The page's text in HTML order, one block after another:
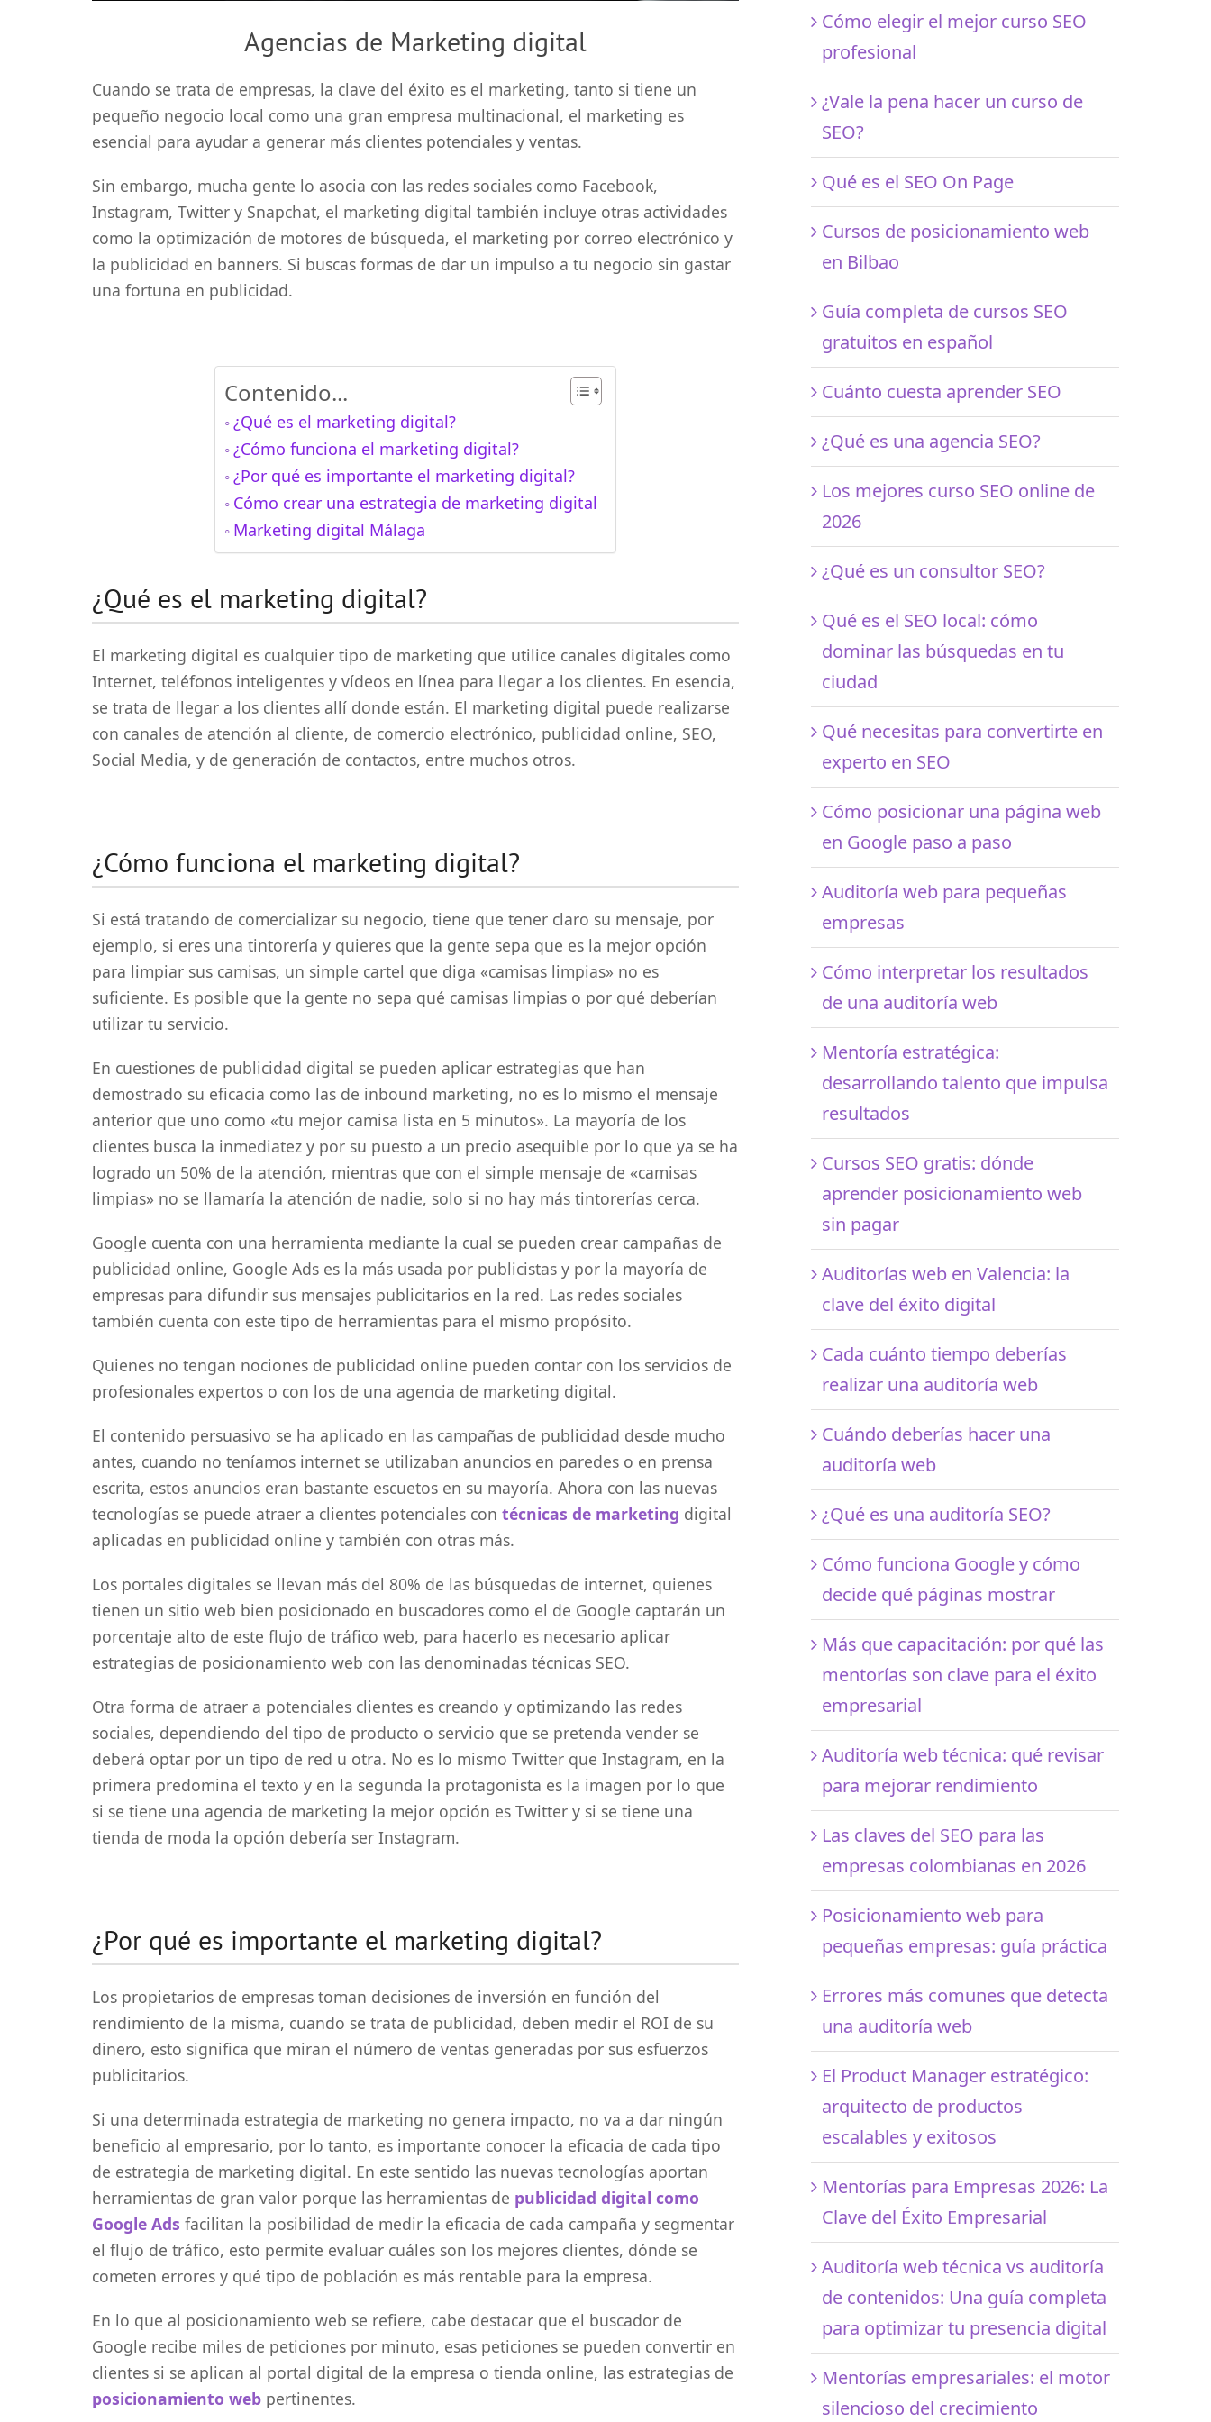
Agencias de Marketing digital
Cuando se trata de empresas, la clave del éxito es el marketing, tanto si tiene un
pequeño negocio local como una gran empresa multinacional, el marketing es
esencial para ayudar a generar más clientes potenciales y ventas.
Sin embargo, mucha gente lo asocia con las redes sociales como Facebook,
Instagram, Twitter y Snapchat, el marketing digital también incluye otras actividades
como la optimización de motores de búsqueda, el marketing por correo electrónico y
la publicidad en banners. Si buscas formas de dar un impulso a tu negocio sin gastar
una fortuna en publicidad.
Contenido...
¿Qué es el marketing digital?
¿Cómo funciona el marketing digital?
¿Por qué es importante el marketing digital?
Cómo crear una estrategia de marketing digital
Marketing digital Málaga
¿Qué es el marketing digital?
El marketing digital es cualquier tipo de marketing que utilice canales digitales como
Internet, teléfonos inteligentes y vídeos en línea para llegar a los clientes. En esencia,
se trata de llegar a los clientes allí donde están. El marketing digital puede realizarse
con canales de atención al cliente, de comercio electrónico, publicidad online, SEO,
Social Media, y de generación de contactos, entre muchos otros.
¿Cómo funciona el marketing digital?
Si está tratando de comercializar su negocio, tiene que tener claro su mensaje, por
ejemplo, si eres una tintorería y quieres que la gente sepa que es la mejor opción
para limpiar sus camisas, un simple cartel que diga «camisas limpias» no es
suficiente. Es posible que la gente no sepa qué camisas limpias o por qué deberían
utilizar tu servicio.
En cuestiones de publicidad digital se pueden aplicar estrategias que han
demostrado su eficacia como las de inbound marketing, no es lo mismo el mensaje
anterior que uno como «tu mejor camisa lista en 5 minutos». La mayoría de los
clientes busca la inmediatez y por su puesto a un precio asequible por lo que ya se ha
logrado un 50% de la atención, mientras que con el simple mensaje de «camisas
limpias» no se llamaría la atención de nadie, solo si no hay más tintorerías cerca.
Google cuenta con una herramienta mediante la cual se pueden crear campañas de
publicidad online, Google Ads es la más usada por publicistas y por la mayoría de
empresas para difundir sus mensajes publicitarios en la red. Las redes sociales
también cuenta con este tipo de herramientas para el mismo propósito.
Quienes no tengan nociones de publicidad online pueden contar con los servicios de
profesionales expertos o con los de una agencia de marketing digital.
El contenido persuasivo se ha aplicado en las campañas de publicidad desde mucho
antes, cuando no teníamos internet se utilizaban anuncios en paredes o en prensa
escrita, estos anuncios eran bastante escuetos en su mayoría. Ahora con las nuevas
tecnologías se puede atraer a clientes potenciales con técnicas de marketing digital
aplicadas en publicidad online y también con otras más.
Los portales digitales se llevan más del 80% de las búsquedas de internet, quienes
tienen un sitio web bien posicionado en buscadores como el de Google captarán un
porcentaje alto de este flujo de tráfico web, para hacerlo es necesario aplicar
estrategias de posicionamiento web con las denominadas técnicas SEO.
Otra forma de atraer a potenciales clientes es creando y optimizando las redes
sociales, dependiendo del tipo de producto o servicio que se pretenda vender se
deberá optar por un tipo de red u otra. No es lo mismo Twitter que Instagram, en la
primera predomina el texto y en la segunda la protagonista es la imagen por lo que
si se tiene una agencia de marketing la mejor opción es Twitter y si se tiene una
tienda de moda la opción debería ser Instagram.
¿Por qué es importante el marketing digital?
Los propietarios de empresas toman decisiones de inversión en función del
rendimiento de la misma, cuando se trata de publicidad, deben medir el ROI de su
dinero, esto significa que miran el número de ventas generadas por sus esfuerzos
publicitarios.
Si una determinada estrategia de marketing no genera impacto, no va a dar ningún
beneficio al empresario, por lo tanto, es importante conocer la eficacia de cada tipo
de estrategia de marketing digital. En este sentido las nuevas tecnologías aportan
herramientas de gran valor porque las herramientas de publicidad digital como
Google Ads facilitan la posibilidad de medir la eficacia de cada campaña y segmentar
el flujo de tráfico, esto permite evaluar cuáles son los mejores clientes, dónde se
cometen errores y qué tipo de población es más rentable para la empresa.
En lo que al posicionamiento web se refiere, cabe destacar que el buscador de
Google recibe miles de peticiones por minuto, esas peticiones se pueden convertir en
clientes si se aplican al portal digital de la empresa o tienda online, las estrategias de
posicionamiento web pertinentes.
Cómo elegir el mejor curso SEO
profesional
¿Vale la pena hacer un curso de
SEO?
Qué es el SEO On Page
Cursos de posicionamiento web
en Bilbao
Guía completa de cursos SEO
gratuitos en español
Cuánto cuesta aprender SEO
¿Qué es una agencia SEO?
Los mejores curso SEO online de
2026
¿Qué es un consultor SEO?
Qué es el SEO local: cómo
dominar las búsquedas en tu
ciudad
Qué necesitas para convertirte en
experto en SEO
Cómo posicionar una página web
en Google paso a paso
Auditoría web para pequeñas
empresas
Cómo interpretar los resultados
de una auditoría web
Mentoría estratégica:
desarrollando talento que impulsa
resultados
Cursos SEO gratis: dónde
aprender posicionamiento web
sin pagar
Auditorías web en Valencia: la
clave del éxito digital
Cada cuánto tiempo deberías
realizar una auditoría web
Cuándo deberías hacer una
auditoría web
¿Qué es una auditoría SEO?
Cómo funciona Google y cómo
decide qué páginas mostrar
Más que capacitación: por qué las
mentorías son clave para el éxito
empresarial
Auditoría web técnica: qué revisar
para mejorar rendimiento
Las claves del SEO para las
empresas colombianas en 2026
Posicionamiento web para
pequeñas empresas: guía práctica
Errores más comunes que detecta
una auditoría web
El Product Manager estratégico:
arquitecto de productos
escalables y exitosos
Mentorías para Empresas 2026: La
Clave del Éxito Empresarial
Auditoría web técnica vs auditoría
de contenidos: Una guía completa
para optimizar tu presencia digital
Mentorías empresariales: el motor
silencioso del crecimiento